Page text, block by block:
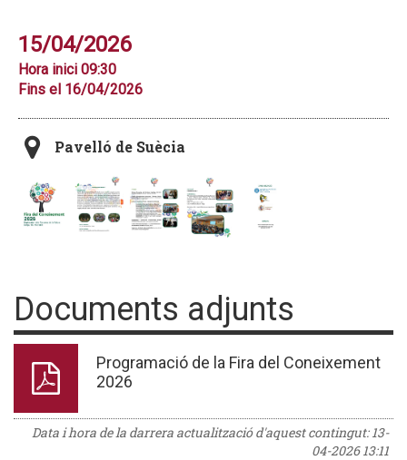
15/04/2026
Hora inici 09:30
Fins el 16/04/2026
Pavelló de Suècia
Documents adjunts
Programació de la Fira del Coneixement
2026
Data i hora de la darrera actualització d'aquest contingut:13-
04-2026 13:11